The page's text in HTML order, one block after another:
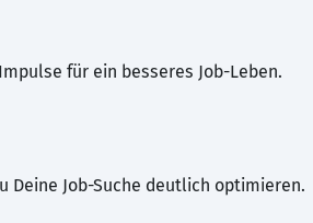
für ein besseres Job-Leben.
Deine Job-Suche deutlich optimieren.